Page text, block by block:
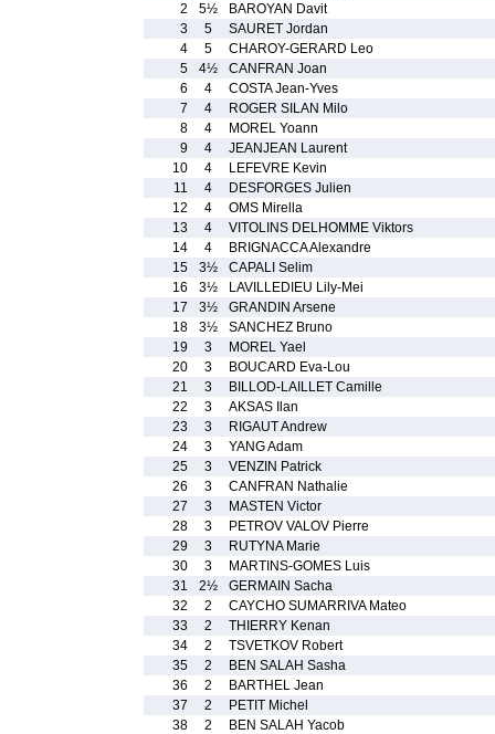
2
5½
BAROYAN Davit
3
5
SAURET Jordan
4
5
CHAROY-GERARD Leo
5
4½
CANFRAN Joan
6
4
COSTA Jean-Yves
7
4
ROGER SILAN Milo
8
4
MOREL Yoann
9
4
JEANJEAN Laurent
10
4
LEFEVRE Kevin
11
4
DESFORGES Julien
12
4
OMS Mirella
13
4
VITOLINS DELHOMME Viktors
14
4
BRIGNACCA Alexandre
15
3½
CAPALI Selim
16
3½
LAVILLEDIEU Lily-Mei
17
3½
GRANDIN Arsene
18
3½
SANCHEZ Bruno
19
3
MOREL Yael
20
3
BOUCARD Eva-Lou
21
3
BILLOD-LAILLET Camille
22
3
AKSAS Ilan
23
3
RIGAUT Andrew
24
3
YANG Adam
25
3
VENZIN Patrick
26
3
CANFRAN Nathalie
27
3
MASTEN Victor
28
3
PETROV VALOV Pierre
29
3
RUTYNA Marie
30
3
MARTINS-GOMES Luis
31
2½
GERMAIN Sacha
32
2
CAYCHO SUMARRIVA Mateo
33
2
THIERRY Kenan
34
2
TSVETKOV Robert
35
2
BEN SALAH Sasha
36
2
BARTHEL Jean
37
2
PETIT Michel
38
2
BEN SALAH Yacob